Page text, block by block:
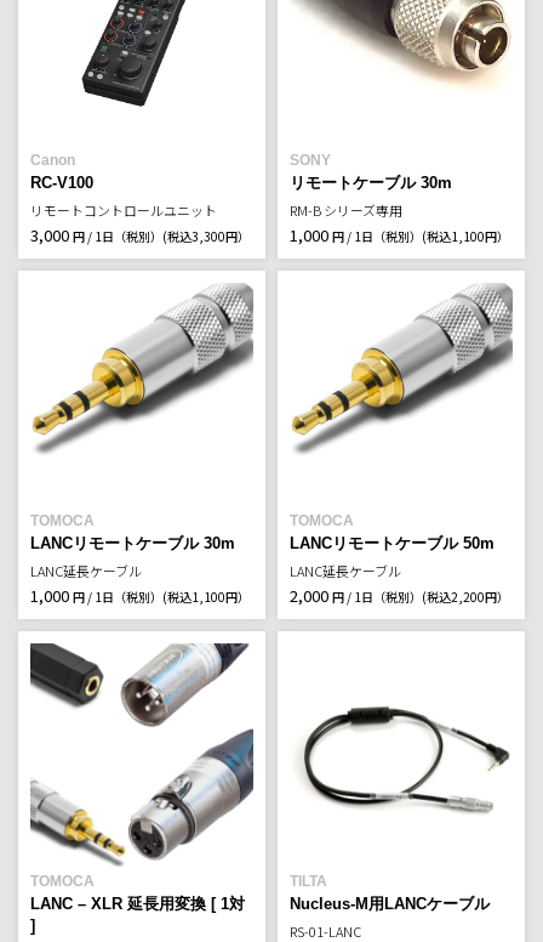
Canon
RC-V100
リモートコントロールユニット
3,000 円 / 1日（税別） (税込3,300円）
SONY
リモートケーブル 30m
RM-B シリーズ専用
1,000 円 / 1日（税別） (税込1,100円）
TOMOCA
LANCリモートケーブル 30m
LANC延長ケーブル
1,000 円 / 1日（税別） (税込1,100円）
TOMOCA
LANCリモートケーブル 50m
LANC延長ケーブル
2,000 円 / 1日（税別） (税込2,200円）
TOMOCA
LANC – XLR 延長用変換 [ 1対
]
TILTA
Nucleus-M用LANCケーブル
RS-01-LANC